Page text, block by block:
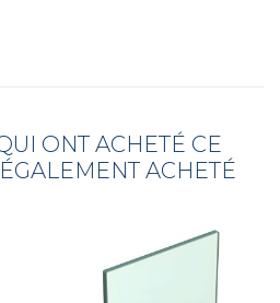
ONT ACHETÉ CE
ACHETÉ